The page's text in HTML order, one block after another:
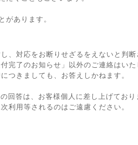
があります。
、対応をお断りせざるをえないと判断
完了のお知らせ」以外のご連絡はい
つきましても、お答えしかねます。
回答は、お客様個人に差し上げており
利用等されるのはご遠慮ください。